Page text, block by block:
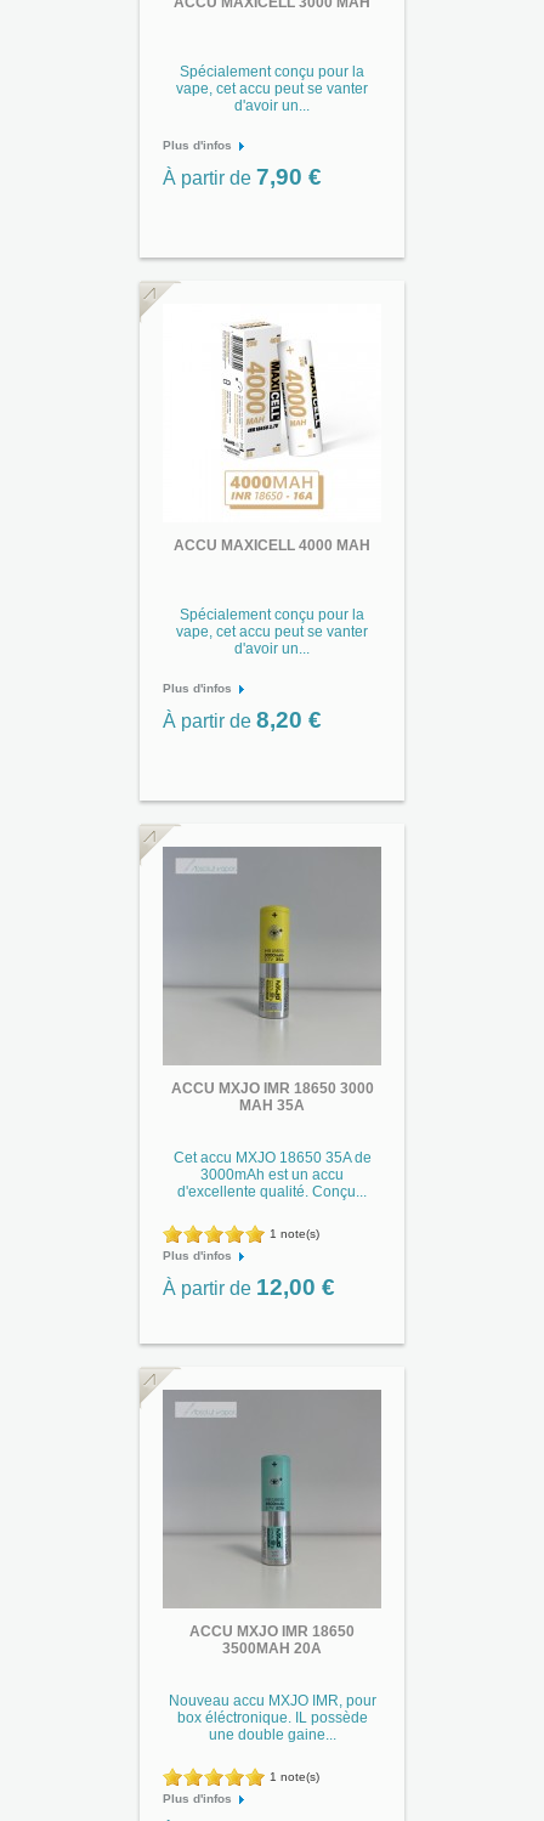
Spécialement conçu pour la
vape, cet accu peut se vanter
d'avoir un...
Plus d'infos
À partir de 7,90 €
ACCU MAXICELL 4000 MAH
Spécialement conçu pour la
vape, cet accu peut se vanter
d'avoir un...
Plus d'infos
À partir de 8,20 €
ACCU MXJO IMR 18650 3000
MAH 35A
Cet accu MXJO 18650 35A de
3000mAh est un accu
d'excellente qualité. Conçu...
1 note(s)
Plus d'infos
À partir de 12,00 €
ACCU MXJO IMR 18650
3500MAH 20A
Nouveau accu MXJO IMR, pour
box éléctronique. IL possède
une double gaine...
1 note(s)
Plus d'infos